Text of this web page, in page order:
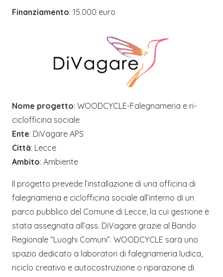
Finanziamento: 15.000 euro
Nome progetto: WOODCYCLE-Falegnameria e ri-
ciclofficina sociale
Ente: DiVagare APS
Città: Lecce
Ambito: Ambiente
Il progetto prevede l’installazione di una officina di
falegnameria e ciclofficina sociale all’interno di un
parco pubblico del Comune di Lecce, la cui gestione è
stata assegnata all’ass. DiVagare grazie al Bando
Regionale “Luoghi Comuni”. WOODCYCLE sarà uno
spazio dedicato a laboratori di falegnameria ludica,
riciclo creativo e autocostruzione o riparazione di